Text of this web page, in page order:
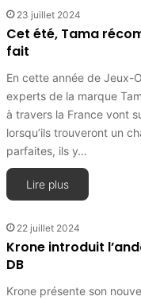
23 juillet 2024
Cet été, Tama
fait
En cette année de Jeux-
experts de la marque
à travers la France vont
lorsqu’ils trouveront un
parfaites, ils y…
Lire plus
22 juillet 2024
Krone introduit
DB
Krone présente son